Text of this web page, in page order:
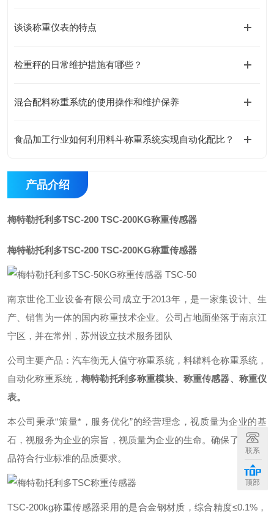
谈谈称重仪表的特点
检重秤的日常维护措施有哪些？
混合配料称重系统的使用操作和维护保养
食品加工行业如何利用料斗称重系统实现自动化配比？
产品介绍
梅特勒托利多TSC-200 TSC-200KG称重传感器
梅特勒托利多TSC-200 TSC-200KG称重传感器
南京世伦工业设备有限公司成立于2013年，是一家集设计、生
产、销售为一体的国内称重技术企业。公司占地面坐落于南京江
宁区，并在常州，苏州设立技术服务团队
公司主要产品：汽车衡无人值守称重系统，料罐料仓称重系统，
自动化称重系统，梅特勒托利多称重模块、称重传感器、称重仪
表。
本公司秉承“策量*，服务优化”的经营理念，视质量为企业的基
石，视服务为企业的宗旨，视质量为企业的生命。确保了每个产
品符合行业标准的品质要求。
TSC-200kg称重传感器采用的是合金钢材质，综合精度≤0.1%，
联系
顶部